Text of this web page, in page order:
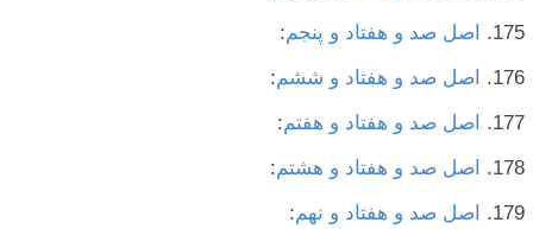
اصل صد و هفتاد و پنجم:
اصل صد و هفتاد و ششم:
اصل صد و هفتاد و هفتم:
اصل صد و هفتاد و هشتم:
اصل صد و هفتاد و نهم: